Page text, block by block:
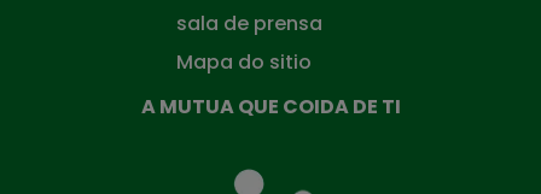
sala de prensa
Mapa do sitio
A MUTUA QUE COIDA DE TI
Mutua